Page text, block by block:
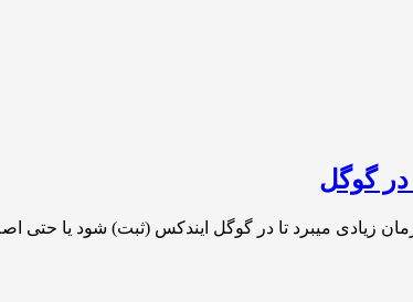
زیادی میبرد تا در گوگل ایندکس (ثبت) شود یا حتی